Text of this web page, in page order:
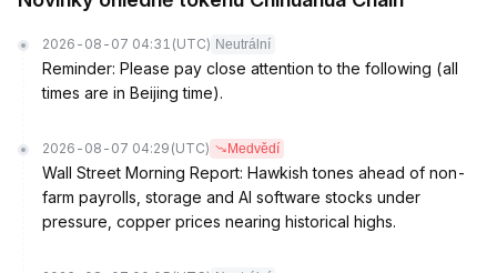
2026-08-07 04:31 (UTC) Neutrální
Reminder: Please pay close attention to the following (all
times are in Beijing time).
2026-08-07 04:29 (UTC) Medvědí
Wall Street Morning Report: Hawkish tones ahead of non-
farm payrolls, storage and AI software stocks under
pressure, copper prices nearing historical highs.